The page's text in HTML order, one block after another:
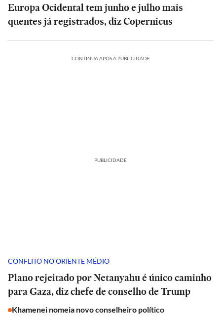
Europa Ocidental tem junho e julho mais
quentes já registrados, diz Copernicus
CONTINUA APÓS A PUBLICIDADE
PUBLICIDADE
CONFLITO NO ORIENTE MÉDIO
Plano rejeitado por Netanyahu é único caminho
para Gaza, diz chefe de conselho de Trump
Khamenei nomeia novo conselheiro político